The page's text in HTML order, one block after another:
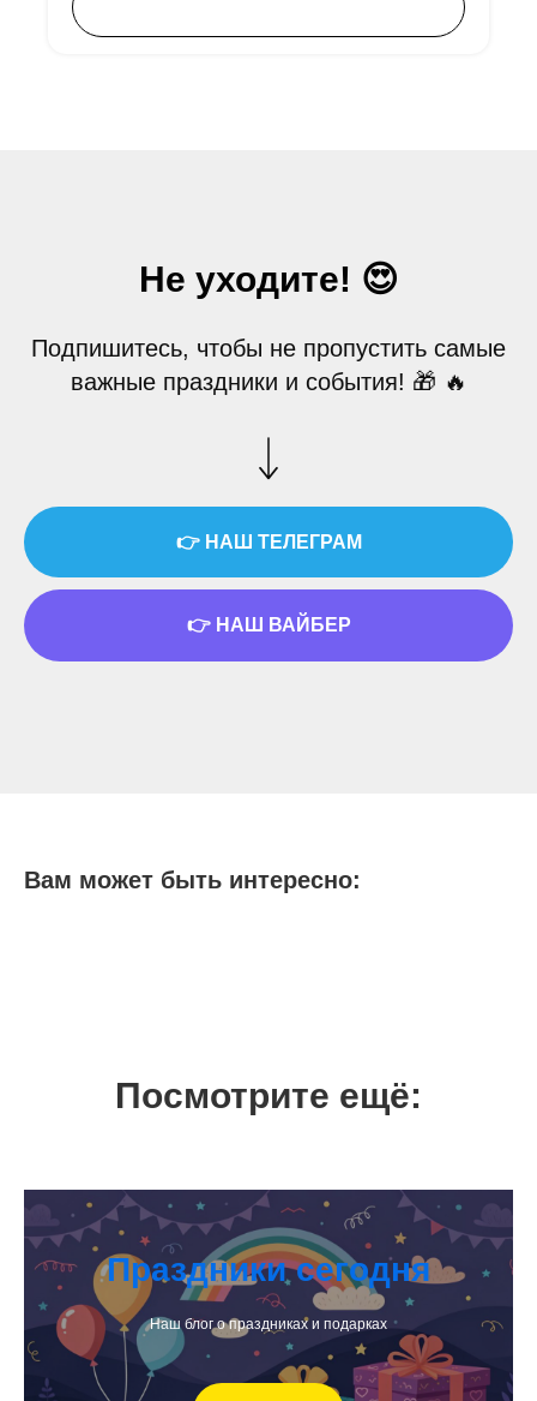
криптокошельков Телеграм др.
Не уходите! 😍
Подпишитесь, чтобы не пропустить самые
важные праздники и события! 🎁 🔥
👉 НАШ ТЕЛЕГРАМ
👉 НАШ ВАЙБЕР
Вам может быть интересно:
Посмотрите ещё:
Праздники сегодня
Наш блог о праздниках и подарках